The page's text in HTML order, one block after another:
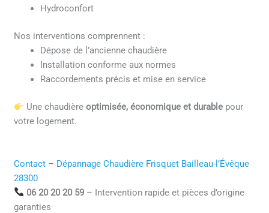
Hydroconfort
Nos interventions comprennent :
Dépose de l’ancienne chaudière
Installation conforme aux normes
Raccordements précis et mise en service
Une chaudière optimisée, économique et durablepour
votre logement.
Contact – Dépannage Chaudière Frisquet Bailleau-l’Évêque
28300
06 20 20 20 59– Intervention rapide et pièces d’origine
garanties